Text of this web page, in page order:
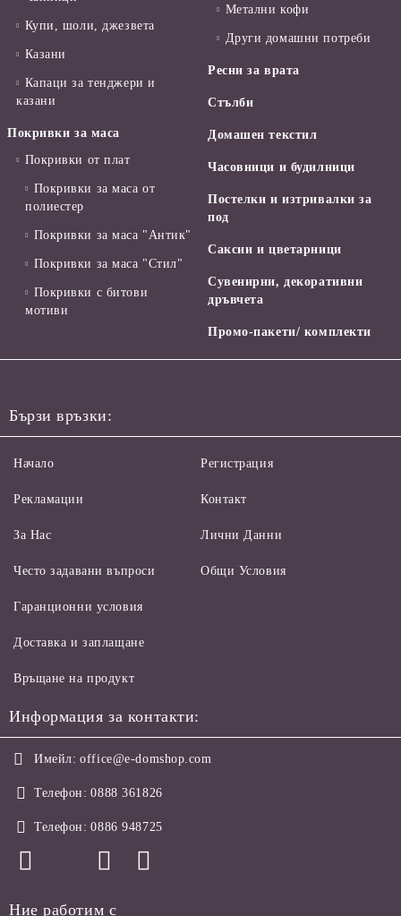
Купи, шоли, джезвета
Казани
Капаци за тенджери и
казани
Покривки за маса
Покривки от плат
Покривки за маса от
полиестер
Покривки за маса "Антик"
Покривки за маса "Стил"
Покривки с битови
мотиви
Метални кофи
Други домашни потреби
Ресни за врата
Стълби
Домашен текстил
Часовници и будилници
Постелки и изтривалки за
под
Саксии и цветарници
Сувенирни, декоративни
дръвчета
Промо-пакети/ комплекти
Бързи връзки:
Начало
Рекламации
За Нас
Често задавани въпроси
Регистрация
Контакт
Лични Данни
Общи Условия
Гаранционни условия
Доставка и заплащане
Връщане на продукт
Информация за контакти:
Имейл: office@e-domshop.com
Телефон: 0888 361826
Телефон: 0886 948725
Ние работим с